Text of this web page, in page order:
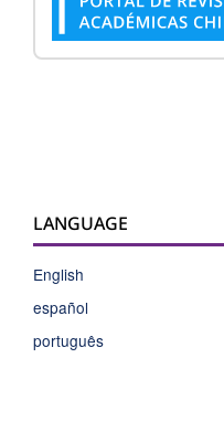
LANGUAGE
English
español
português